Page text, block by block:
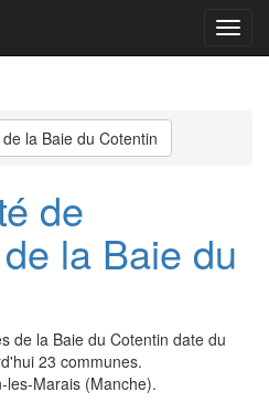
Menu
la Baie du Cotentin
de
la Baie du
de la Baie du Cotentin date du
23 communes.
les-Marais (Manche).